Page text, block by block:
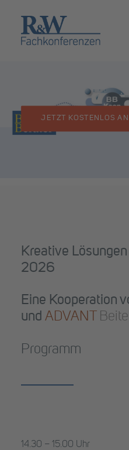
JETZT KOSTENLOS
Kreative
2026
Eine Kooperation
und ADVANT
Programm
14.30 – 15.00 Uhr